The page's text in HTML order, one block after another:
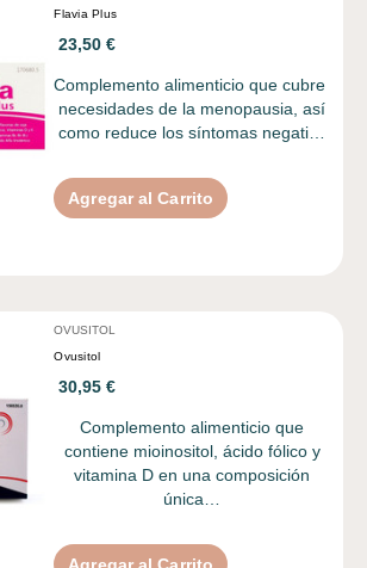
Flavia Plus
23,50 €
Complemento alimenticio que cubre
necesidades de la menopausia, así
como reduce los síntomas negati…
Agregar al Carrito
OVUSITOL
Ovusitol
30,95 €
Complemento alimenticio que
contiene mioinositol, ácido fólico y
vitamina D en una composición
única…
Agregar al Carrito